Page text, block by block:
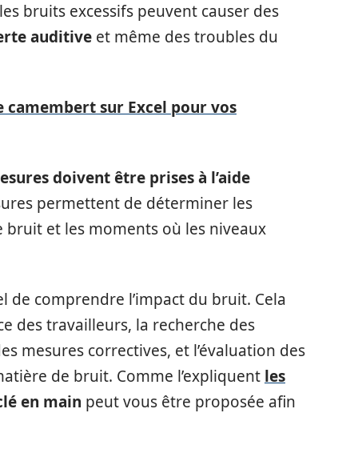
bruits excessifs peuvent causer des
auditive et même des troubles du
sur Excel pour vos
doivent être prises à l’aide
permettent de déterminer les
et les moments où les niveaux
de comprendre l’impact du bruit. Cela
des travailleurs, la recherche des
mesures correctives, et l’évaluation des
de bruit. Comme l’expliquent les
en main peut vous être proposée afin